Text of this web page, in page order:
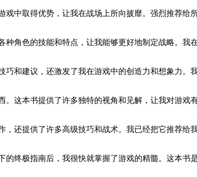
中取得优势，让我在战场上所向披靡。强烈推荐给
角色的技能和特点，让我能够更好地制定战略。我
和建议，还激发了我在游戏中的创造力和想象力。
这本书提供了许多独特的视角和见解，让我对游戏
还提供了许多高级技巧和战术。我已经把它推荐给
终极指南后，我很快就掌握了游戏的精髓。这本书